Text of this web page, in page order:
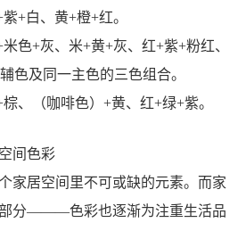
+白、黄+橙+红。
色+灰、米+黄+灰、红+紫+粉红、
色及同一主色的三色组合。
、（咖啡色）+黄、红+绿+紫。
间色彩
家居空间里不可或缺的元素。而家
部分———色彩也逐渐为注重生活品